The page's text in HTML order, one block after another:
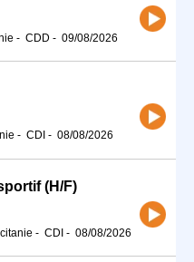
- CDD - 09/08/2026
- CDI - 08/08/2026
(H/F)
- CDI - 08/08/2026